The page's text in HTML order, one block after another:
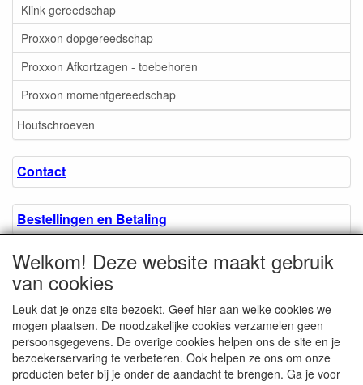
Klink gereedschap
Proxxon dopgereedschap
Proxxon Afkortzagen - toebehoren
Proxxon momentgereedschap
Houtschroeven
Contact
Bestellingen en Betaling
Algemene voorwaarden
Over ons.
Privacyverklaring
Welkom! Deze website maakt gebruik
van cookies
Leuk dat je onze site bezoekt. Geef hier aan welke cookies we
mogen plaatsen. De noodzakelijke cookies verzamelen geen
persoonsgegevens. De overige cookies helpen ons de site en je
bezoekerservaring te verbeteren. Ook helpen ze ons om onze
producten beter bij je onder de aandacht te brengen. Ga je voor